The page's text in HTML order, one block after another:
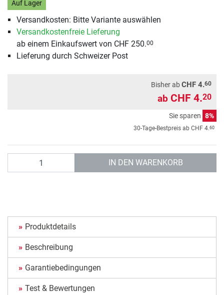
Auf Lager
Versandkosten: Bitte Variante auswählen
Versandkostenfreie Lieferung
ab einem Einkaufswert von CHF 250.00
Lieferung durch Schweizer Post
Bisher abCHF 4.60
ab CHF 4.20
Sie sparen 8%
30-Tage-Bestpreis ab CHF 4.60
IN DEN WARENKORB
Produktdetails
Beschreibung
Garantiebedingungen
Test & Bewertungen